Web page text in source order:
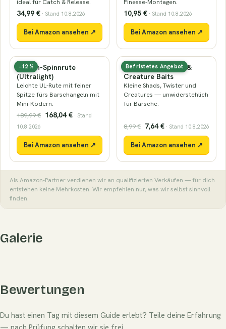
ideal für Catch & Release.
34,99 € · Stand 10.8.2026
Bei Amazon ansehen ↗
Finesse-Montagen.
10,95 € · Stand 10.8.2026
Bei Amazon ansehen ↗
−12 %
Barsch-Spinnrute
(Ultralight)
Leichte UL-Rute mit feiner
Spitze fürs Barschangeln mit
Mini-Ködern.
189,99 € 168,04 € · Stand
10.8.2026
Bei Amazon ansehen ↗
Befristetes Angebot
Mini-Gummiköder &
Creature Baits
Kleine Shads, Twister und
Creatures — unwiderstehlich
für Barsche.
8,99 € 7,64 € · Stand 10.8.2026
Bei Amazon ansehen ↗
Als Amazon-Partner verdienen wir an qualifizierten Verkäufen — für dich
entstehen keine Mehrkosten. Wir empfehlen nur, was wir selbst sinnvoll
finden.
Galerie
Bewertungen
Du hast einen Tag mit diesem Guide erlebt? Teile deine Erfahrung